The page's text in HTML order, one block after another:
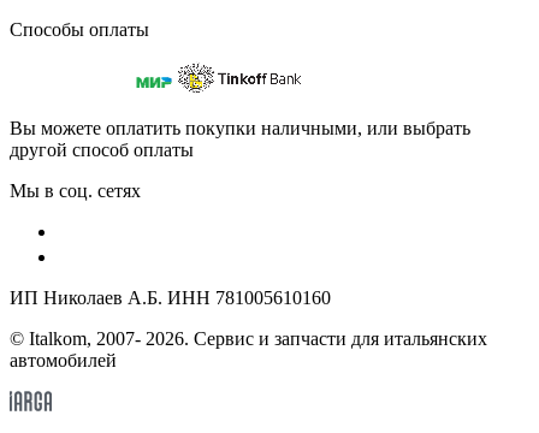
Способы оплаты
Вы можете оплатить покупки наличными, или выбрать
другой способ оплаты
Мы в соц. сетях
ИП Николаев А.Б. ИНН 781005610160
© Italkom, 2007- 2026. Сервис и запчасти для итальянских
автомобилей